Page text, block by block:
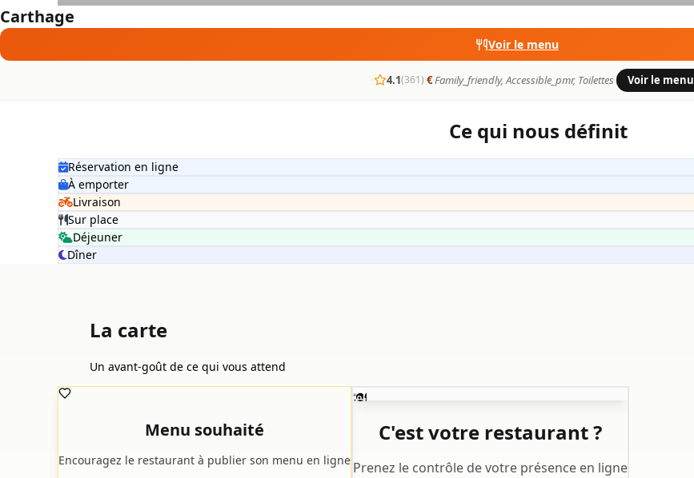
Carthage
Voir le menu
· 4.1(361)·€·Family_friendly, Accessible_pmr, Toilettes· Voir le menu
Ce qui nous définit
Réservation en ligne
À emporter
Livraison
Sur place
Déjeuner
Dîner
La carte
Un avant-goût de ce qui vous attend
Menu souhaité
Encouragez le restaurant à publier son menu en ligne
🍽️
C'est votre restaurant ?
Prenez le contrôle de votre présence en ligne